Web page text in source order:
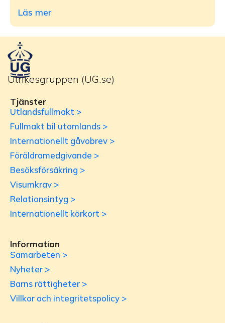
Läs mer
Utrikesgruppen (UG.se)
Tjänster
Utlandsfullmakt >
Fullmakt bil utomlands >
Internationellt gåvobrev >
Föräldramedgivande >
Besöksförsäkring >
Visumkrav >
Relationsintyg >
Internationellt körkort >
Information
Samarbeten >
Nyheter >
Barns rättigheter >
Villkor och integritetspolicy >